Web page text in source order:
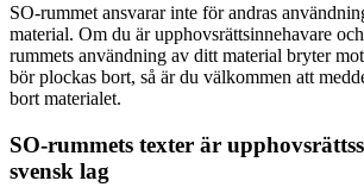
SO-rummet ansvarar inte för andras
material. Om du är upphovsrättsinnehavare
rummets användning av ditt material bryter
bör plockas bort, så är du välkommen att
bort materialet.
SO-rummets texter är
svensk lag